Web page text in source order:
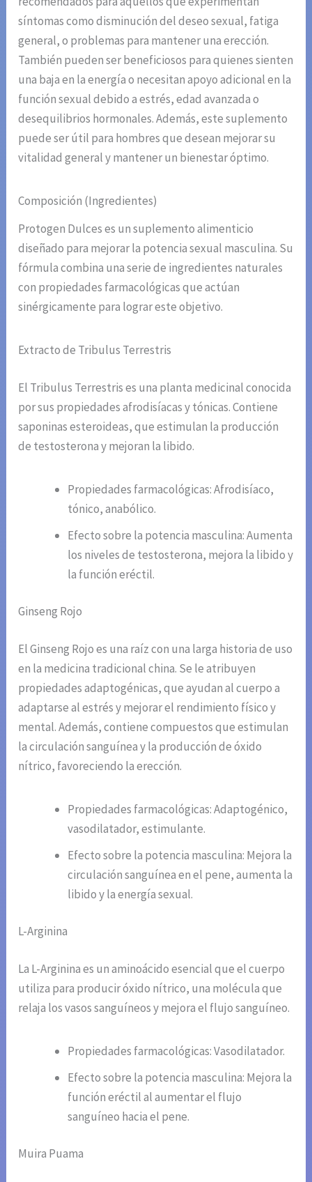
síntomas como disminución del deseo sexual, fatiga
general, o problemas para mantener una erección.
También pueden ser beneficiosos para quienes sienten
una baja en la energía o necesitan apoyo adicional en la
función sexual debido a estrés, edad avanzada o
desequilibrios hormonales. Además, este suplemento
puede ser útil para hombres que desean mejorar su
vitalidad general y mantener un bienestar óptimo.
Composición (Ingredientes)
Protogen Dulces es un suplemento alimenticio
diseñado para mejorar la potencia sexual masculina. Su
fórmula combina una serie de ingredientes naturales
con propiedades farmacológicas que actúan
sinérgicamente para lograr este objetivo.
Extracto de Tribulus Terrestris
El Tribulus Terrestris es una planta medicinal conocida
por sus propiedades afrodisíacas y tónicas. Contiene
saponinas esteroideas, que estimulan la producción
de testosterona y mejoran la libido.
Propiedades farmacológicas: Afrodisíaco,
tónico, anabólico.
Efecto sobre la potencia masculina: Aumenta
los niveles de testosterona, mejora la libido y
la función eréctil.
Ginseng Rojo
El Ginseng Rojo es una raíz con una larga historia de uso
en la medicina tradicional china. Se le atribuyen
propiedades adaptogénicas, que ayudan al cuerpo a
adaptarse al estrés y mejorar el rendimiento físico y
mental. Además, contiene compuestos que estimulan
la circulación sanguínea y la producción de óxido
nítrico, favoreciendo la erección.
Propiedades farmacológicas: Adaptogénico,
vasodilatador, estimulante.
Efecto sobre la potencia masculina: Mejora la
circulación sanguínea en el pene, aumenta la
libido y la energía sexual.
L-Arginina
La L-Arginina es un aminoácido esencial que el cuerpo
utiliza para producir óxido nítrico, una molécula que
relaja los vasos sanguíneos y mejora el flujo sanguíneo.
Propiedades farmacológicas: Vasodilatador.
Efecto sobre la potencia masculina: Mejora la
función eréctil al aumentar el flujo
sanguíneo hacia el pene.
Muira Puama